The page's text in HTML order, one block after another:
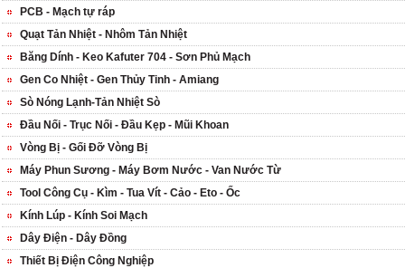
PCB - Mạch tự ráp
Quạt Tản Nhiệt - Nhôm Tản Nhiệt
Băng Dính - Keo Kafuter 704 - Sơn Phủ Mạch
Gen Co Nhiệt - Gen Thủy Tinh - Amiang
Sò Nóng Lạnh-Tản Nhiệt Sò
Đầu Nối - Trục Nối - Đầu Kẹp - Mũi Khoan
Vòng Bị - Gối Đỡ Vòng Bị
Máy Phun Sương - Máy Bơm Nước - Van Nước Từ
Tool Công Cụ - Kìm - Tua Vít - Cảo - Eto - Ốc
Kính Lúp - Kính Soi Mạch
Dây Điện - Dây Đồng
Thiết Bị Điện Công Nghiệp